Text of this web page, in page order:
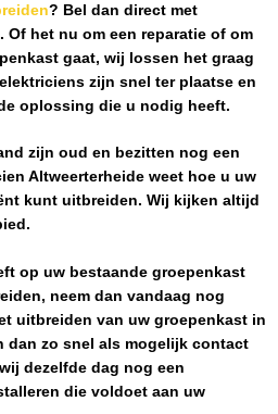
? Bel dan direct met
. Of het nu om een reparatie of om
gaat, wij lossen het graag
zijn snel ter plaatse en
oplossing die u nodig heeft.
zijn oud en bezitten nog een
Altweerterheide weet hoe u uw
kunt uitbreiden. Wij kijken altijd
op uw bestaande groepenkast
neem dan vandaag nog
uitbreiden van uw groepenkast in
dan zo snel als mogelijk contact
dezelfde dag nog een
die voldoet aan uw